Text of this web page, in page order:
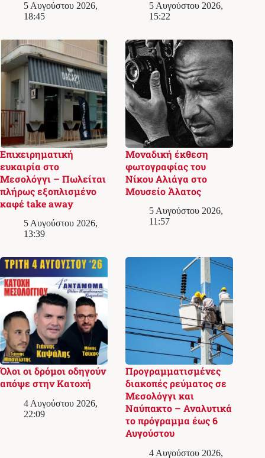
5 Αυγούστου 2026,
18:45
5 Αυγούστου 2026,
15:22
Επιχειρηματική
ευκαιρία στο
Μεσολόγγι – Πωλείται
πλήρως εξοπλισμένο
καφέ take away
5 Αυγούστου 2026,
13:39
Μοναδική έκθεση
φωτογραφίας του
Νίκου Αλιάγα στο
Μουσείο Άλατος
5 Αυγούστου 2026,
11:57
Όλοι οι δρόμοι οδηγούν
απόψε στην Κατοχή
4 Αυγούστου 2026,
22:09
Προγραμματισμένες
διακοπές ρεύματος σε
Μεσολόγγι και
Ναύπακτο – Αναλυτικά
το πρόγραμμα έως 6
Αυγούστου
4 Αυγούστου 2026,